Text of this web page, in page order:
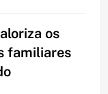
os
familiares